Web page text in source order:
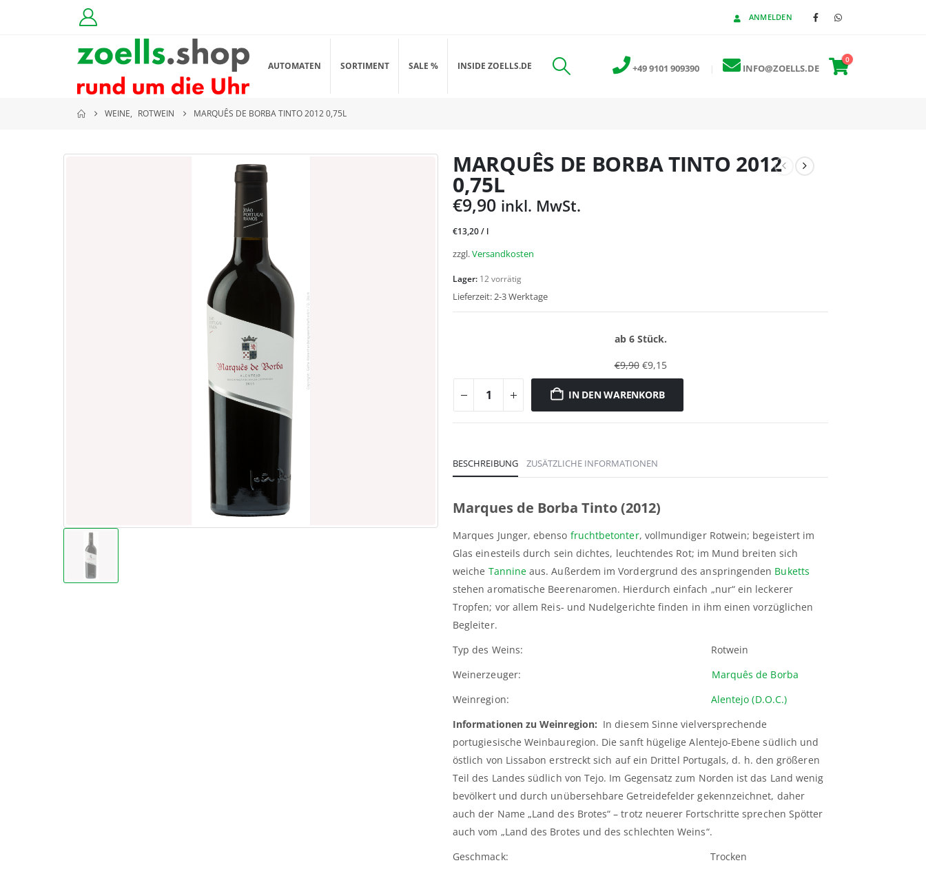
ANMELDEN
AUTOMATEN SORTIMENT SALE % INSIDE ZOELLS.DE +49 9101 909390 | INFO@ZOELLS.DE
0
WEINE, ROTWEIN MARQUÊS DE BORBA TINTO 2012 0,75L
MARQUÊS DE BORBA TINTO 2012
0,75L
€9,90 inkl. MwSt.
€13,20/ l
zzgl.Versandkosten
Lager: 12 vorrätig
Lieferzeit:2-3 Werktage
ab 6 Stück.
€9,90 €9,15
IN DEN WARENKORB
BESCHREIBUNG ZUSÄTZLICHE INFORMATIONEN
Marques de Borba Tinto (2012)
Marques Junger, ebenso fruchtbetonter, vollmundiger Rotwein; begeistert im
Glas einesteils durch sein dichtes, leuchtendes Rot; im Mund breiten sich
weiche Tannine aus. Außerdem im Vordergrund des anspringenden Buketts
stehen aromatische Beerenaromen. Hierdurch einfach „nur“ ein leckerer
Tropfen; vor allem Reis- und Nudelgerichte finden in ihm einen vorzüglichen
Begleiter.
Typ des Weins: Rotwein
Weinerzeuger: Marquês de Borba
Weinregion: Alentejo (D.O.C.)
Informationen zu Weinregion: In diesem Sinne vielversprechende
portugiesische Weinbauregion. Die sanft hügelige Alentejo-Ebene südlich und
östlich von Lissabon erstreckt sich auf ein Drittel Portugals, d. h. den größeren
Teil des Landes südlich von Tejo. Im Gegensatz zum Norden ist das Land wenig
bevölkert und durch unübersehbare Getreidefelder gekennzeichnet, daher
auch der Name „Land des Brotes“ – trotz neuerer Fortschritte sprechen Spötter
auch vom „Land des Brotes und des schlechten Weins“.
Geschmack: Trocken